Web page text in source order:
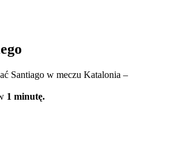
Santiago w meczu Katalonia –
1 minutę.